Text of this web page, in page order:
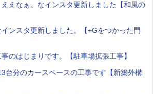
えなぁ。なインスタ更新しました【和風の
ンスタ更新しました。【+Gをつかった門
のはじまりです。【駐車場拡張工事】
台分のカースペースの工事です【新築外構